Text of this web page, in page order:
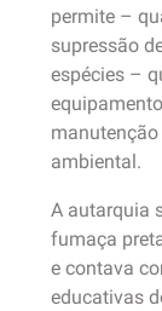
permite –
supressão
espécies –
ambiental.
A autarquia
fumaça
e contava
educativas